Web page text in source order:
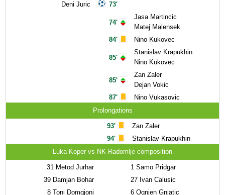
Deni Juric
73'
74'
84'
85'
85'
87'
Jasa Martincic
Matej Malensek
Nino Kukovec
Stanislav Krapukhin
Nino Kukovec
Zan Zaler
Dejan Vokic
Nino Vukasovic
Prolongations
93'
94'
Zan Zaler
Stanislav Krapukhin
Luka Koper vs NK Radomlje composition
31 Metod Jurhar
39 Damjan Bohar
8 Toni Domgjoni
1 Samo Pridgar
27 Ivan Calusic
6 Ognjen Gnjatic